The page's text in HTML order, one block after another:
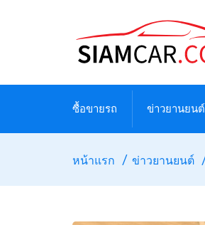
ซื้อขายรถ ข่าวยานยนต์
หน้าแรก ข่าวยานยนต์